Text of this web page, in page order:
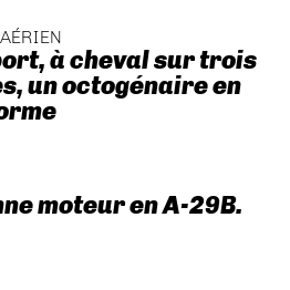
à cheval sur trois
un octogénaire en
moteur en A-29B.